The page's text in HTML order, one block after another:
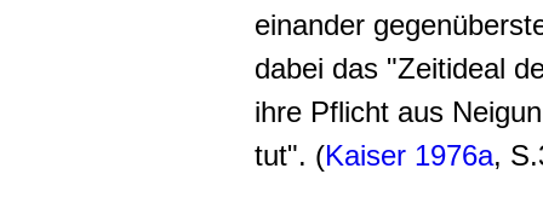
einander
dabei das "Zeitideal
ihre Pflicht aus
tut". (Kaiser 1976a,